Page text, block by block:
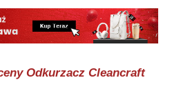
Odkurzacz Cleancraft